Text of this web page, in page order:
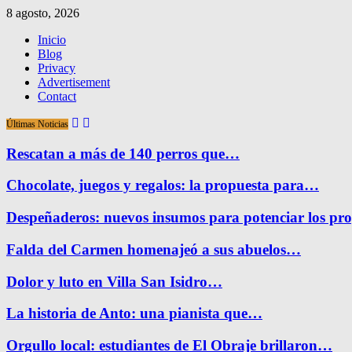
8 agosto, 2026
Inicio
Blog
Privacy
Advertisement
Contact
Últimas Noticias
Rescatan a más de 140 perros que…
Chocolate, juegos y regalos: la propuesta para…
Despeñaderos: nuevos insumos para potenciar los
Falda del Carmen homenajeó a sus abuelos…
Dolor y luto en Villa San Isidro…
La historia de Anto: una pianista que…
Orgullo local: estudiantes de El Obraje brillaron…